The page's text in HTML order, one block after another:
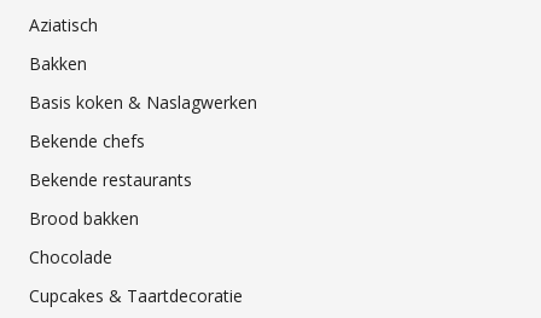
Aziatisch
Bakken
Basis koken & Naslagwerken
Bekende chefs
Bekende restaurants
Brood bakken
Chocolade
Cupcakes & Taartdecoratie